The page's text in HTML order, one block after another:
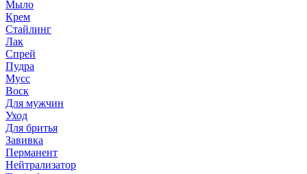
Мыло
Крем
Стайлинг
Лак
Спрей
Пудра
Мусс
Воск
Для мужчин
Уход
Для бритья
Завивка
Перманент
Нейтрализатор